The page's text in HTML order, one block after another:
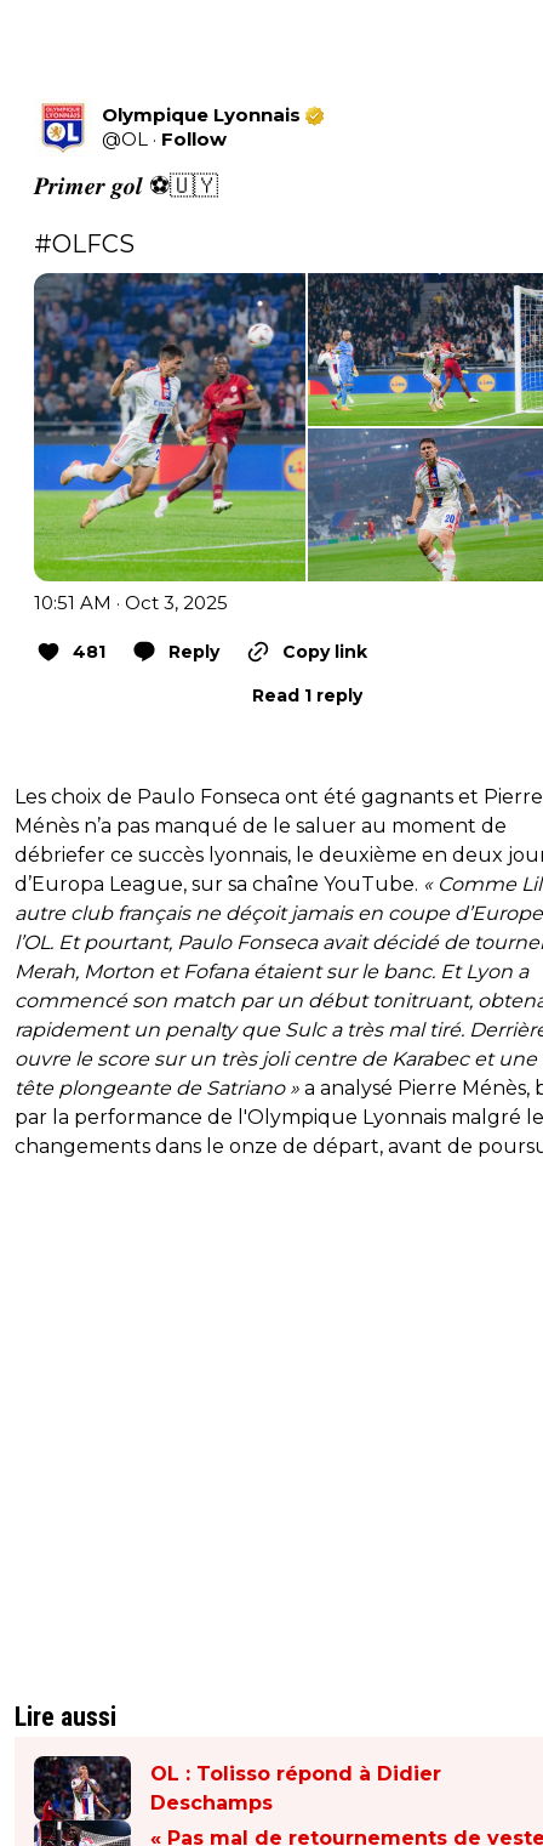
Olympique Lyonnais
@OL · Follow
𝑷𝒓𝒊𝒎𝒆𝒓 𝒈𝒐𝒍 ⚽🇺🇾
#OLFCS
10:51 AM · Oct 3, 2025
481 Reply
Copy link
Read 1 reply
Les choix de Paulo Fonseca ont été gagnants et Pierre
Ménès n’a pas manqué de le saluer au moment de
débriefer ce succès lyonnais, le deuxième en deux
d’Europa League, sur sa chaîne YouTube. « Comme
autre club français ne déçoit jamais en coupe
l’OL. Et pourtant, Paulo Fonseca avait décidé de
Merah, Morton et Fofana étaient sur le banc. Et Lyon a
commencé son match par un début tonitruant,
rapidement un penalty que Sulc a très mal tiré.
ouvre le score sur un très joli centre de Karabec et une
tête plongeante de Satriano » a analysé Pierre Ménès,
par la performance de l'Olympique Lyonnais malgré
changements dans le onze de départ, avant de
Lire aussi
OL : Tolisso répond à Didier
Deschamps
« Pas mal de retournements de